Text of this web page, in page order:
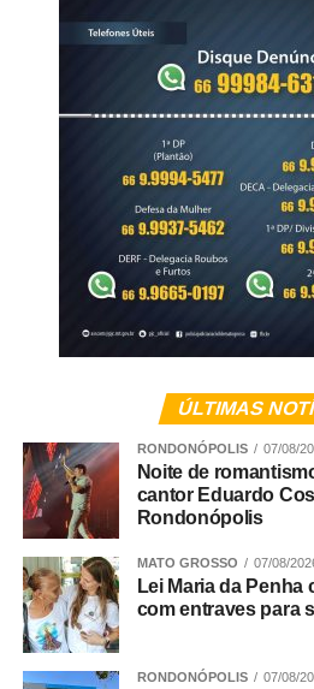
elevação da voz, a criança pode
em suas relações, acreditando
eficaz de conseguir o que
diálogo, empatia e autocontrole,
força ou pelo medo”, reflete a
Veja Mais: Comissão
para votar novo Plano
sendo uma das principais
diferença está na forma
apresentados.
“Ser firme não significa ser
simples e muito eficaz é abaixar-
criança, estabelecer contato
calma, mas segura. Depois,
compreender o que
reconhecer e nomear aquilo que
Andreia.
ÚLTIMAS
RONDONÓPOLIS 07/08/
Noite de
cantor Eduardo
Rondonópolis
MATO GROSSO 07/08/
Lei Maria da Penha
com entraves para
RONDONÓPOLIS 07/08/